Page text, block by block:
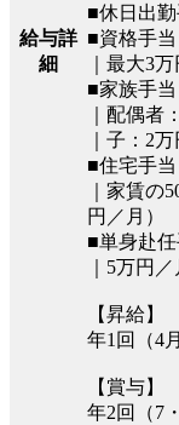
給与詳
細
■休日出勤
■資格手当
｜最大3
■家族手当
｜配偶者
｜子：2
■住宅手当
｜家賃の
円／月）
■単身赴任
｜5万円／
【昇給】
年1回（4月
【賞与】
年2回（7